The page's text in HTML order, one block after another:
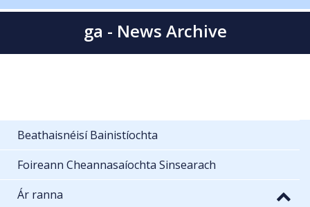
ga - News Archive
Beathaisnéisí Bainistíochta
Foireann Cheannasaíochta Sinsearach
Ár ranna